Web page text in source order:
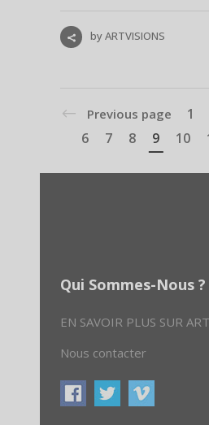
byARTVISIONS
Previous page 1
6
7 8 9 10
Qui Sommes-Nous ?
EN SAVOIR PLUS SUR
Nous contacter